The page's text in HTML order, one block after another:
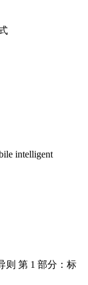
intelligent
则 第 1 部分：标